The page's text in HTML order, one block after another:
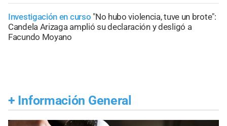
Investigación en curso "No hubo violencia, tuve un brote":
Candela Arizaga amplió su declaración y desligó a
Facundo Moyano
+ Información General